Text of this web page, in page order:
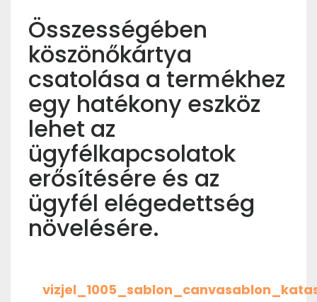
Összességében
köszönőkártya
csatolása a termékhez
egy hatékony eszköz
lehet az
ügyfélkapcsolatok
erősítésére és az
ügyfél elégedettség
növelésére.